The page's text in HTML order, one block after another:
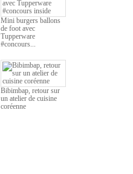
Mini burgers ballons
de foot avec
Tupperware
#concours...
Bibimbap, retour sur
un atelier de cuisine
coréenne